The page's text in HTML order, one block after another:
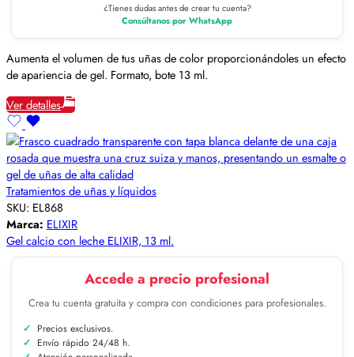
¿Tienes dudas antes de crear tu cuenta?
Consúltanos por WhatsApp
Aumenta el volumen de tus uñas de color proporcionándoles un efecto
de apariencia de gel. Formato, bote 13 ml.
Ver detalles
Tratamientos de uñas y líquidos
SKU: EL868
Marca: ELIXIR
Gel calcio con leche ELIXIR, 13 ml.
Accede a precio profesional
Crea tu cuenta gratuita y compra con condiciones para profesionales.
Precios exclusivos.
Envío rápido 24/48 h.